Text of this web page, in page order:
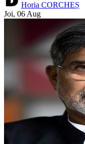
Horia CORCHEȘ
Joi, 06 Aug